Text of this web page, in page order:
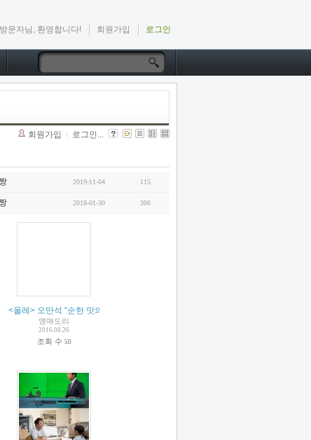
방문자님, 환영합니다! 회원가입 로그인
회원가입 로그인...
2019-11-04 115
2018-01-30 306
오만석 “외로워도 슬퍼도 나는 안 울어~” -맥스무비 2016. 9
<올레> 오만석 “순한 맛의 소중함” - 맥스무비 2016. 9
앵매도리
2016.08.26
조회 수 50